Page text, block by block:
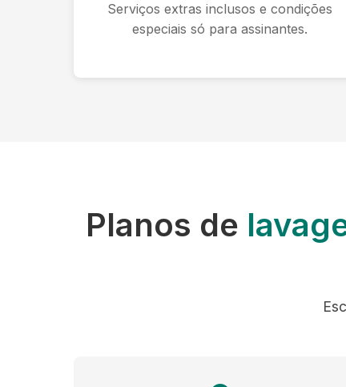
Serviços extras inclusos e condições
especiais só para assinantes.
Planos de